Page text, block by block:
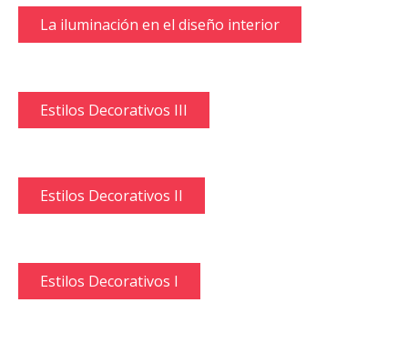
La iluminación en el diseño interior
Estilos Decorativos III
Estilos Decorativos II
Estilos Decorativos I